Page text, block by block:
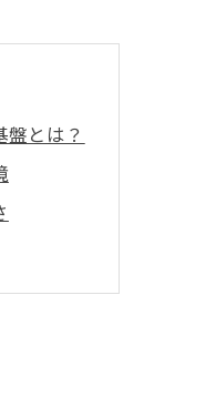
とは？
ンド
在